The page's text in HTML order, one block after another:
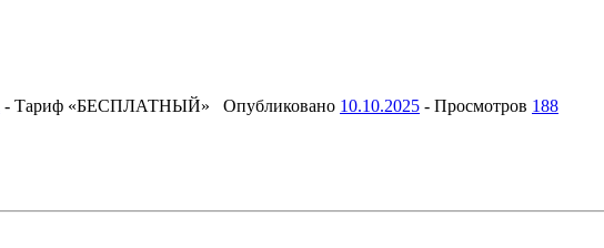
- Тариф «БЕСПЛАТНЫЙ» Опубликовано 10.10.2025 - Просмотров 188